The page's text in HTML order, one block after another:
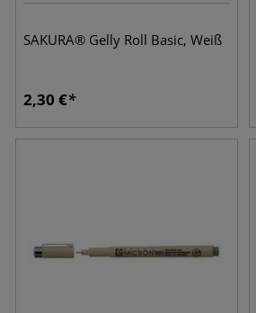
SAKURA® Gelly Roll Basic, Weiß
2,30 €